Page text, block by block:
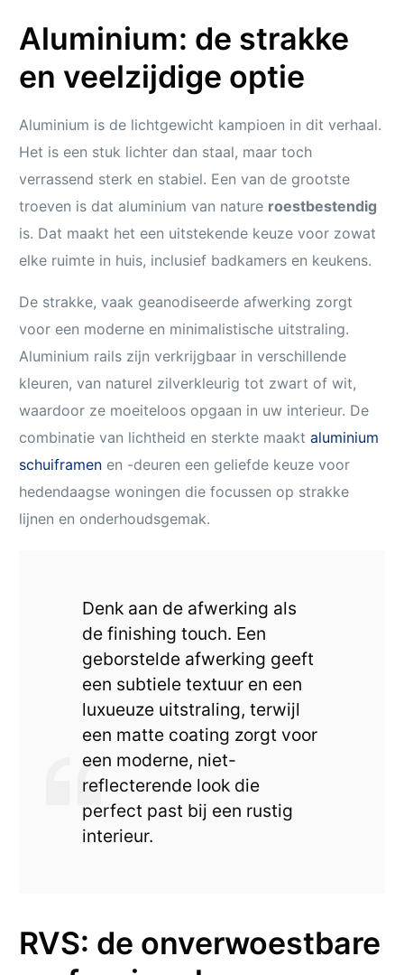
Aluminium: de strakke
en veelzijdige optie
Aluminium is de lichtgewicht kampioen in dit verhaal.
Het is een stuk lichter dan staal, maar toch
verrassend sterk en stabiel. Een van de grootste
troeven is dat aluminium van nature roestbestendig
is. Dat maakt het een uitstekende keuze voor zowat
elke ruimte in huis, inclusief badkamers en keukens.
De strakke, vaak geanodiseerde afwerking zorgt
voor een moderne en minimalistische uitstraling.
Aluminium rails zijn verkrijgbaar in verschillende
kleuren, van naturel zilverkleurig tot zwart of wit,
waardoor ze moeiteloos opgaan in uw interieur. De
combinatie van lichtheid en sterkte maaktaluminium
schuiframen en -deuren een geliefde keuze voor
hedendaagse woningen die focussen op strakke
lijnen en onderhoudsgemak.
Denk aan de afwerking als
de finishing touch. Een
geborstelde afwerking geeft
een subtiele textuur en een
luxueuze uitstraling, terwijl
een matte coating zorgt voor
een moderne, niet-
reflecterende look die
perfect past bij een rustig
interieur.
RVS: de onverwoestbare